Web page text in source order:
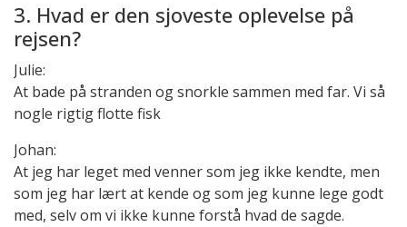
3. Hvad er den sjoveste oplevelse på
rejsen?
Julie:
At bade på stranden og snorkle sammen med far. Vi så
nogle rigtig flotte fisk
Johan:
At jeg har leget med venner som jeg ikke kendte, men
som jeg har lært at kende og som jeg kunne lege godt
med, selv om vi ikke kunne forstå hvad de sagde.